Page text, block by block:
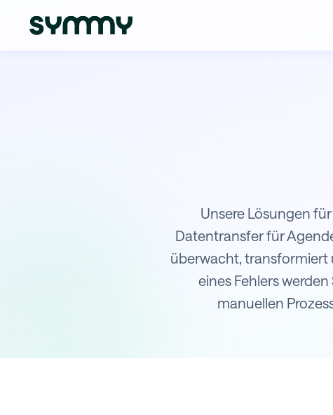
Integration von Hubspot mit Karat
Unsere Lösungen
Datentransfer für
überwacht, transformiert
eines Fehlers
manuellen